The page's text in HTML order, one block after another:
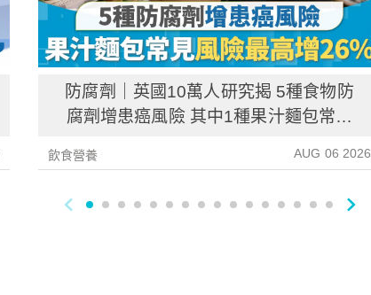
防腐劑｜英國10萬人研究揭 5種食物防
腐劑增患癌風險 其中1種果汁麵包常見
飲食營養 AUG 06 2026